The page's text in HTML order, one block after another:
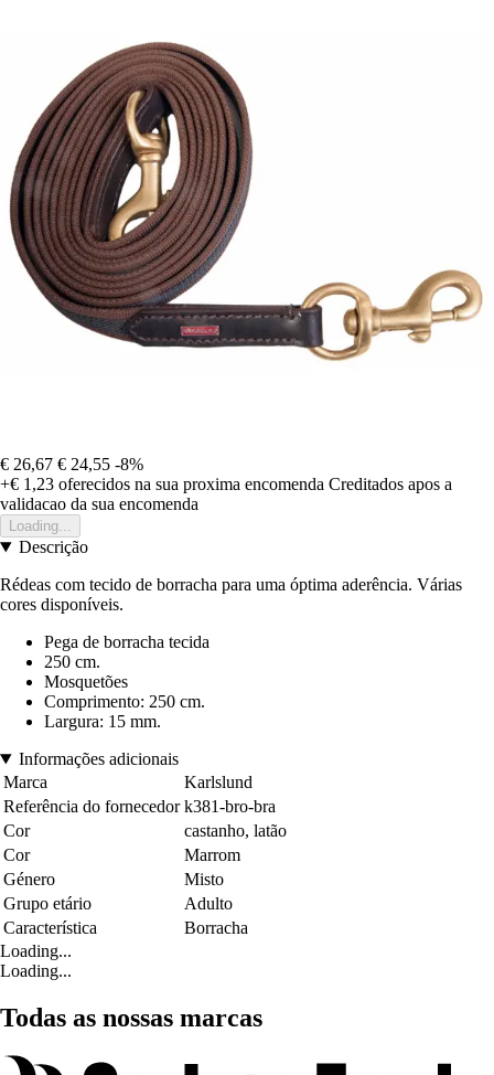
€ 26,67 € 24,55 -8%
+€ 1,23 oferecidos na sua proxima encomenda Creditados apos a
validacao da sua encomenda
Loading...
Descrição
Rédeas com tecido de borracha para uma óptima aderência. Várias
cores disponíveis.
Pega de borracha tecida
250 cm.
Mosquetões
Comprimento: 250 cm.
Largura: 15 mm.
Informações adicionais
Marca
Karlslund
Referência do fornecedor k381-bro-bra
Cor
castanho, latão
Cor
Marrom
Género
Misto
Grupo etário
Adulto
Característica
Borracha
Loading...
Loading...
Todas as nossas marcas